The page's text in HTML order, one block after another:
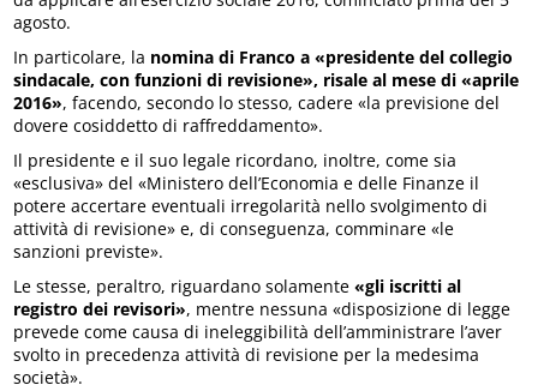
agosto.
In particolare, la nomina di Franco a «presidente del collegio
sindacale, con funzioni di revisione», risale al mese di «aprile
2016», facendo, secondo lo stesso, cadere «la previsione del
dovere cosiddetto di raffreddamento».
Il presidente e il suo legale ricordano, inoltre, come sia
«esclusiva» del «Ministero dell’Economia e delle Finanze il
potere accertare eventuali irregolarità nello svolgimento di
attività di revisione» e, di conseguenza, comminare «le
sanzioni previste».
Le stesse, peraltro, riguardano solamente«gli iscritti al
registro dei revisori», mentre nessuna «disposizione di legge
prevede come causa di ineleggibilità dell’amministrare l’aver
svolto in precedenza attività di revisione per la medesima
società».